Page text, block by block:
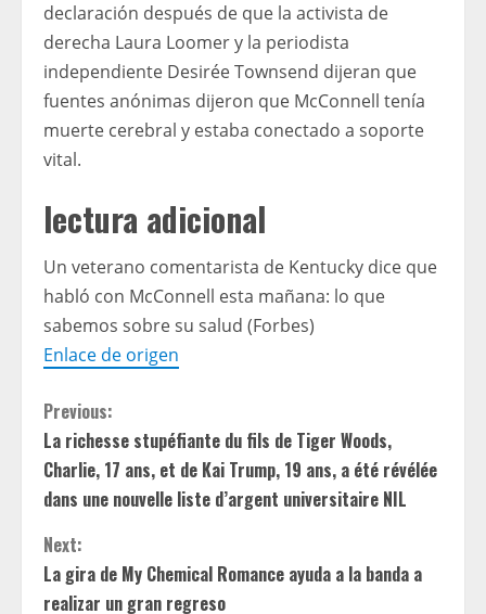
declaración después de que la activista de
derecha Laura Loomer y la periodista
independiente Desirée Townsend dijeran que
fuentes anónimas dijeron que McConnell tenía
muerte cerebral y estaba conectado a soporte
vital.
lectura adicional
Un veterano comentarista de Kentucky dice que
habló con McConnell esta mañana: lo que
sabemos sobre su salud (Forbes)
Enlace de origen
C
o
n
t
i
Previous:
La richesse stupéfiante du fils de Tiger Woods,
Charlie, 17 ans, et de Kai Trump, 19 ans, a été révélée
dans une nouvelle liste d’argent universitaire NIL
Next:
La gira de My Chemical Romance ayuda a la banda a
realizar un gran regreso